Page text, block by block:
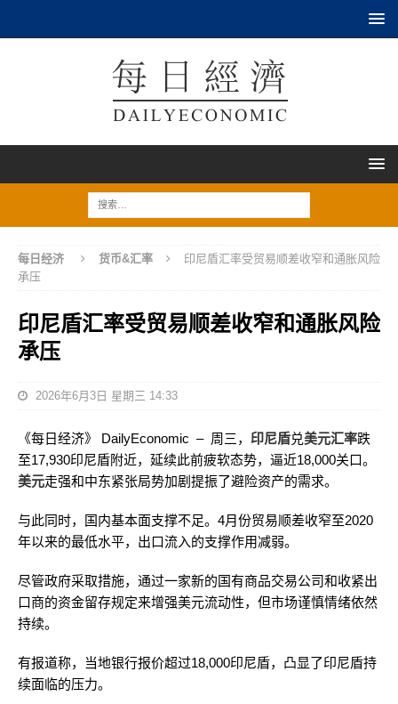
每日经济 货币&汇率
印尼盾汇率受贸易顺差收窄和通胀风险
承压
印尼盾汇率受贸易顺差收窄和通胀风险
承压
2026年6月3日 星期三 14:33
《每日经济》 DailyEconomic – 周三， 印尼盾兑美元汇率跌
至17,930印尼盾附近，延续此前疲软态势，逼近18,000关口。
美元走强和中东紧张局势加剧提振了避险资产的需求。
与此同时，国内基本面支撑不足。4月份贸易顺差收窄至2020
年以来的最低水平，出口流入的支撑作用减弱。
尽管政府采取措施，通过一家新的国有商品交易公司和收紧出
口商的资金留存规定来增强美元流动性，但市场谨慎情绪依然
持续。
有报道称，当地银行报价超过18,000印尼盾，凸显了印尼盾持
续面临的压力。